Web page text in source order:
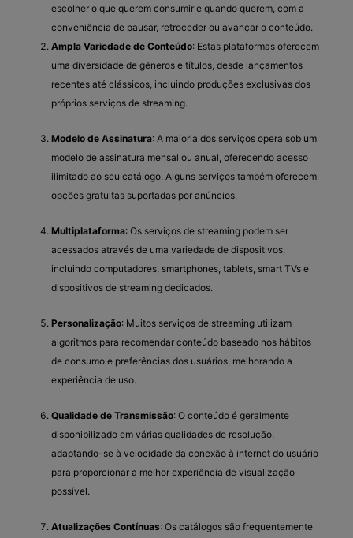
escolher o que querem consumir e quando querem, com a
conveniência de pausar, retroceder ou avançar o conteúdo.
Ampla Variedade de Conteúdo: Estas plataformas oferecem
uma diversidade de gêneros e títulos, desde lançamentos
recentes até clássicos, incluindo produções exclusivas dos
próprios serviços de streaming.
Modelo de Assinatura: A maioria dos serviços opera sob um
modelo de assinatura mensal ou anual, oferecendo acesso
ilimitado ao seu catálogo. Alguns serviços também oferecem
opções gratuitas suportadas por anúncios.
Multiplataforma: Os serviços de streaming podem ser
acessados através de uma variedade de dispositivos,
incluindo computadores, smartphones, tablets, smart TVs e
dispositivos de streaming dedicados.
Personalização: Muitos serviços de streaming utilizam
algoritmos para recomendar conteúdo baseado nos hábitos
de consumo e preferências dos usuários, melhorando a
experiência de uso.
Qualidade de Transmissão: O conteúdo é geralmente
disponibilizado em várias qualidades de resolução,
adaptando-se à velocidade da conexão à internet do usuário
para proporcionar a melhor experiência de visualização
possível.
Atualizações Contínuas: Os catálogos são frequentemente